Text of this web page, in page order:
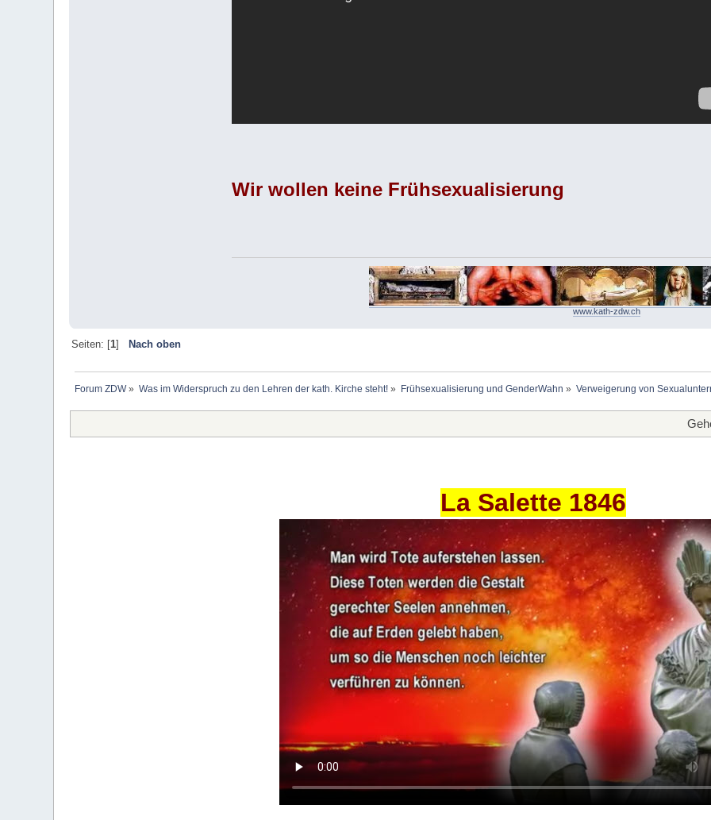
Wir wollen keine Frühsexualisierung
www.kath-zdw.ch
Seiten: [1] Nach oben
Forum ZDW» Was im Widerspruch zu den Lehren der kath. Kirche steht!» Frühsexualisierung und GenderWahn » Verweigerung von
La Salette 1846